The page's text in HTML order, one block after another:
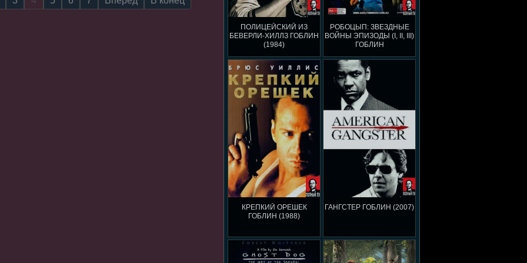
ПОЛИЦЕЙСКИЙ ИЗ
БЕВЕРЛИ-ХИЛЛЗ ГОБЛИН
(1984)
РОБОЦЫП: ЗВЕЗДНЫЕ
ВОЙНЫ ЭПИЗОДЫ (I, II, III)
ГОБЛИН
КРЕПКИЙ ОРЕШЕК
ГОБЛИН (1988)
ГАНГСТЕР ГОБЛИН (2007)